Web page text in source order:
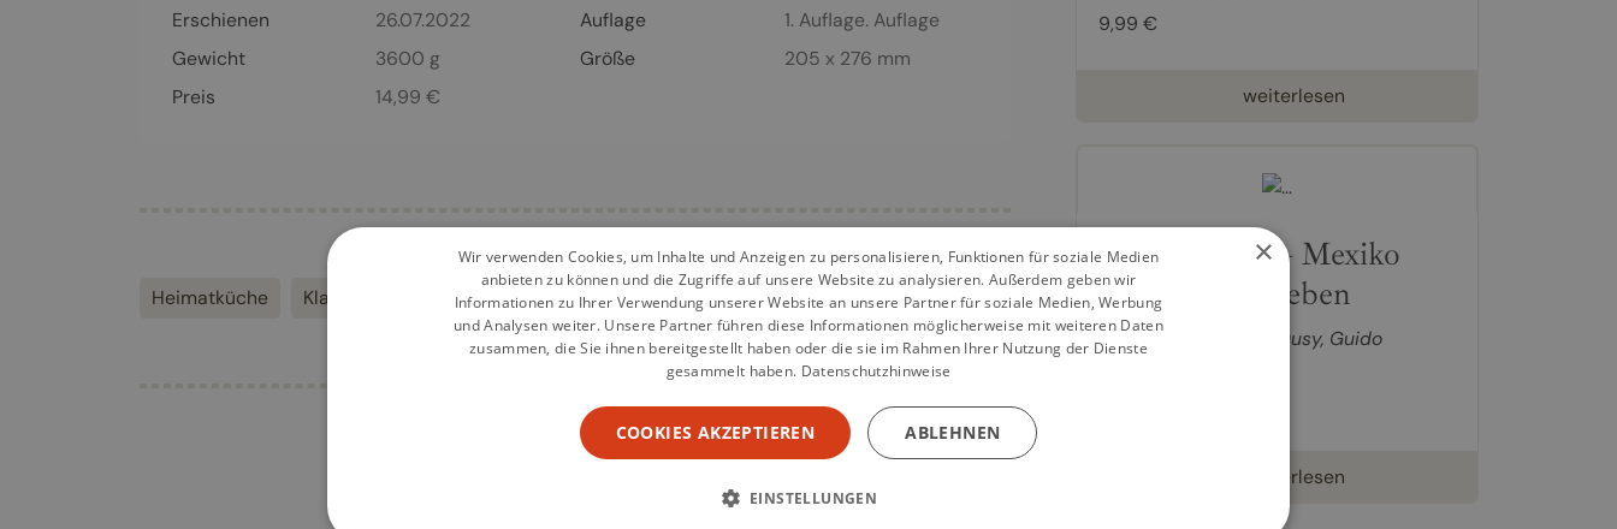
Erschienen
26.07.2022 Auflage
1. Auflage. Auflage
Gewicht
3600 g Größe
205 x 276 mm
Preis
14,99 €
Heimatküche Klassiker Kochen Viel für wenig
9,99 €
weiterlesen
Viva México – Mexiko
kulinarisch erleben
Kochbuch von Tanja Dusy, Guido
weiterlesen
×
Wir verwenden Cookies, um Inhalte und Anzeigen zu personalisieren, Funktionen für soziale Medien
anbieten zu können und die Zugriffe auf unsere Website zu analysieren. Außerdem geben wir
Informationen zu Ihrer Verwendung unserer Website an unsere Partner für soziale Medien, Werbung
und Analysen weiter. Unsere Partner führen diese Informationen möglicherweise mit weiteren Daten
zusammen, die Sie ihnen bereitgestellt haben oder die sie im Rahmen Ihrer Nutzung der Dienste
gesammelt haben. Datenschutzhinweise
COOKIES AKZEPTIEREN ABLEHNEN
EINSTELLUNGEN